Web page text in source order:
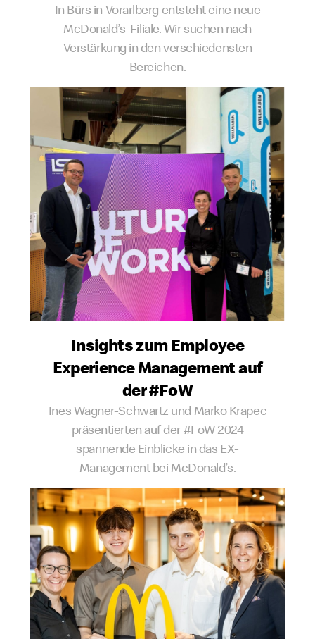
In Bürs in Vorarlberg entsteht eine neue
McDonald’s-Filiale. Wir suchen nach
Verstärkung in den verschiedensten
Bereichen.
Insights zum Employee
Experience Management auf
der #FoW
Ines Wagner-Schwartz und Marko Krapec
präsentierten auf der #FoW 2024
spannende Einblicke in das EX-
Management bei McDonald’s.